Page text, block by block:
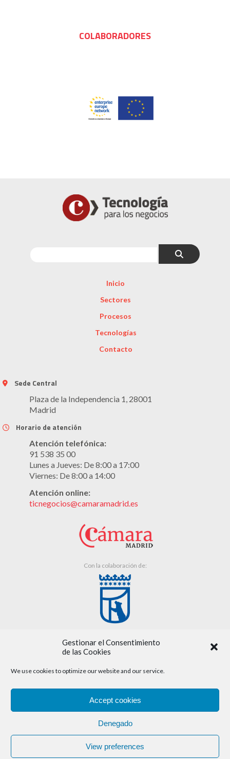
Gestionar el Consentimiento
de las Cookies
We use cookies to optimize our website and our service.
Accept cookies
Denegado
View preferences
COLABORADORES
Inicio
Sectores
Procesos
Tecnologías
Contacto
Sede Central
Plaza de la Independencia 1, 28001
Madrid
Horario de atención
Atención telefónica:
91 538 35 00
Lunes a Jueves: De 8:00 a 17:00
Viernes: De 8:00 a 14:00
Atención online:
ticnegocios@camaramadrid.es
Con la colaboración de:
Política de cookies
Política de privacidad